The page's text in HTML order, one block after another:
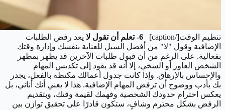
تنظيم الوقت[/caption] 6- تعلم أن تقول لا
يعد رفض الطلبات
الإضافية وقول "لا" من أفضل السبل للعناية بنفسك وإدارة وقتك
بفعالية. على الرغم من أن قبول طلبات الآخرين قد يظهر بمظهر
الشخص العاوز أو السخي، إلا أنه قد يقود إلى تكديس المهام
والإحساس بالإرهاق. وإذا كانت جدول أعمالك مكتظة بالفعل، يجدر
بك بأدب ووضوح أن ترفض المهام الإضافية. هذا لا يعني أنك أناني، بل
يعكس احترام حدودك الشخصية وفهمك لقيمة وقتك، وبتقديم
الرفض بشكل محترم وشافٍ، ستكون قادرًا على تحقيق توازن بين